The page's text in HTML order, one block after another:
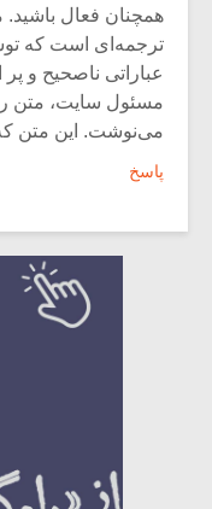
همچنان فعال
ترجمه‌ای است که
عباراتی ناصحیح و
مسئول سایت، متن
می‌نوشت. این متن
پاسخ